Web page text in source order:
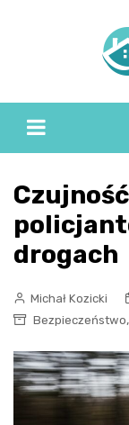
drogach
Michał Kozicki
Bezpieczeństwo,